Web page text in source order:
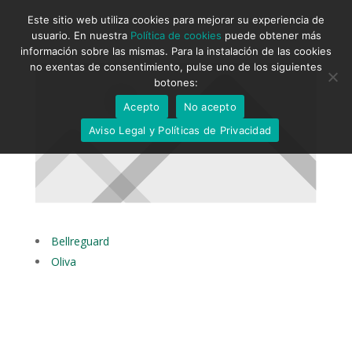
Bellreguard
Oliva
Este sitio web utiliza cookies para mejorar su experiencia de
usuario. En nuestra Política de cookies puede obtener más
información sobre las mismas. Para la instalación de las cookies
no exentas de consentimiento, pulse uno de los siguientes
botones:
Acepto
No acepto
Aviso Legal y Políticas de Privacidad